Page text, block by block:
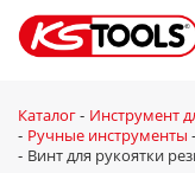
Каталог - Инструмент
- Ручные инструменты -
- Винт для рукоятки